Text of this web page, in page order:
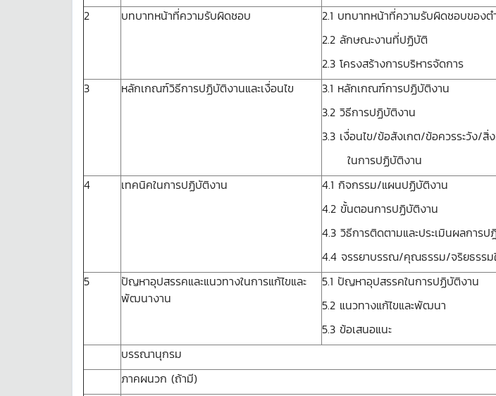
2
บทบาทหน้าที่ความรับผิดชอบ
2.1 บทบาทหน้าที่ความรับผิดชอบของต
2.2 ลักษณะงานที่ปฏิบัติ
2.3 โครงสร้างการบริหารจัดการ
3
หลักเกณฑ์วิธีการปฏิบัติงานและเงื่อนไข
3.1 หลักเกณฑ์การปฏิบัติงาน
3.2 วิธีการปฏิบัติงาน
3.3 เงื่อนไข/ข้อสังเกต/ข้อควรระวัง/สิ่
ในการปฏิบัติงาน
4
เทคนิคในการปฏิบัติงาน
4.1 กิจกรรม/แผนปฏิบัติงาน
4.2 ขั้นตอนการปฏิบัติงาน
4.3 วิธีการติดตามและประเมินผลการ
4.4 จรรยาบรรณ/คุณธรรม/จริยธรรม
5
ปัญหาอุปสรรคและแนวทางในการแก้ไขและ
พัฒนางาน
5.1 ปัญหาอุปสรรคในการปฏิบัติงาน
5.2 แนวทางแก้ไขและพัฒนา
5.3 ข้อเสนอแนะ
บรรณานุกรม
ภาคผนวก (ถ้ามี)